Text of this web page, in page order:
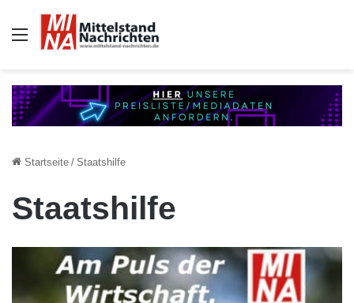
Auswahl
Startseite / Staatshilfe
Staatshilfe